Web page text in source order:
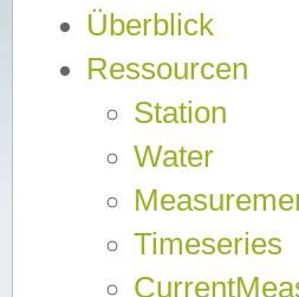
Überblick
Ressourcen
Station
Water
Timeseries